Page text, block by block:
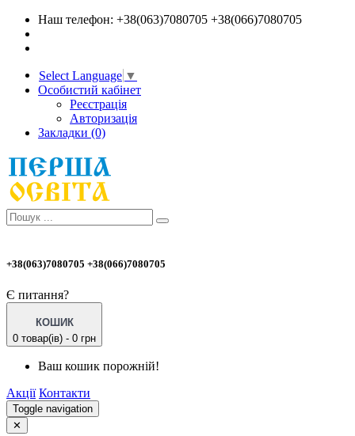
Наш телефон: +38(063)7080705 +38(066)7080705
Select Language ▼
Особистий кабінет
Реєстрація
Авторизація
Закладки (0)
+38(063)7080705 +38(066)7080705
Є питання?
КОШИК
0 товар(ів) - 0 грн
Ваш кошик порожній!
Акції Контакти
Toggle navigation
✕